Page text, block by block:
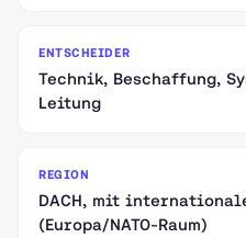
ENTSCHEIDER
Technik, Beschaffung,
Leitung
REGION
DACH, mit
(Europa/NATO-Raum)